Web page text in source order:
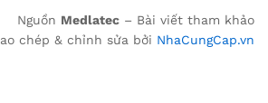
Nguồn Medlatec – Bài viết tham khảo
chép & chỉnh sửa bởi NhaCungCap.vn